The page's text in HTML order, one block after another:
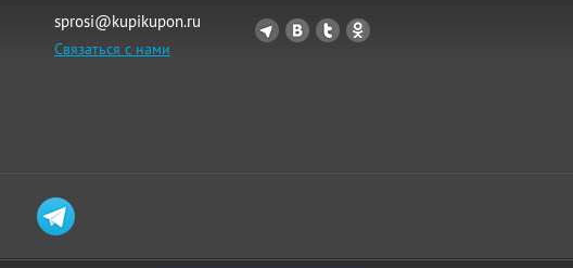
sprosi@kupikupon.ru
Связаться с нами